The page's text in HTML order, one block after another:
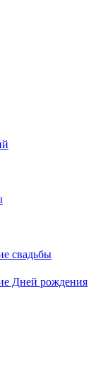
свадьбы
Дней рождения